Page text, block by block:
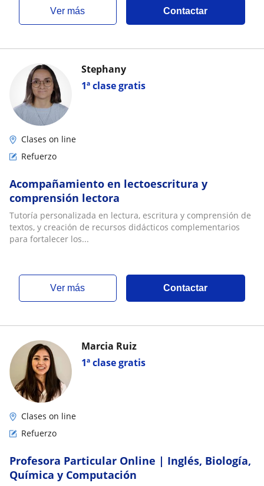
ver más Contactar
1ª clase gratis
Stephany
Clases on line
Refuerzo
Acompañamiento en lectoescritura y
comprensión lectora
Tutoría personalizada en lectura, escritura y comprensión de
textos, y creación de recursos didácticos complementarios
para fortalecer los...
ver más Contactar
1ª clase gratis
Marcia Ruiz
Clases on line
Refuerzo
Profesora Particular Online | Inglés, Biología,
Química y Computación